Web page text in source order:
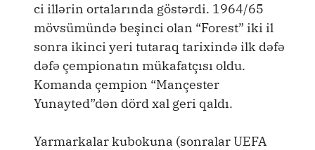
ci illərin ortalarında göstərdi. 1964/65
mövsümündə beşinci olan “Forest” iki il
sonra ikinci yeri tutaraq tarixində ilk dəfə
dəfə çempionatın mükafatçısı oldu.
Komanda çempion “Mançester
Yunayted”dən dörd xal geri qaldı.
Yarmarkalar kubokuna (sonralar UEFA